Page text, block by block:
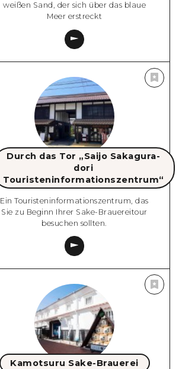
weißen Sand, der sich über das blaue
Meer erstreckt
Durch das Tor „Saijo Sakagura-
dori
Touristeninformationszentrum“
Ein Touristeninformationszentrum, das
Sie zu Beginn Ihrer Sake-Brauereitour
besuchen sollten.
Kamotsuru Sake-Brauerei